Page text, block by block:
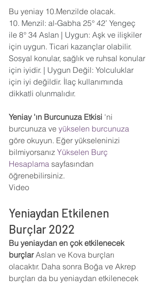
Bu yeniay 10.Menzilde olacak.
10. Menzil: al-Gabha 25° 42’ Yengeç
ile 8° 34 Aslan | Uygun: Aşk ve ilişkiler
için uygun. Ticari kazançlar olabilir.
Sosyal konular, sağlık ve ruhsal konular
için iyidir. | Uygun Değil: Yolculuklar
için iyi değildir. İlaç kullanımında
dikkatli olunmalıdır.
Yeniay 'ın Burcunuza Etkisi 'ni
burcunuza ve yükselen burcunuza
göre okuyun. Eğer yükseleninizi
bilmiyorsanız Yükselen Burç
Hesaplama sayfasından
öğrenebilirsiniz.
Video
Yeniaydan Etkilenen
Burçlar 2022
Bu yeniaydan en çok etkilenecek
burçlar Aslan ve Kova burçları
olacaktır. Daha sonra Boğa ve Akrep
burçları da bu yeniaydan etkilenecek